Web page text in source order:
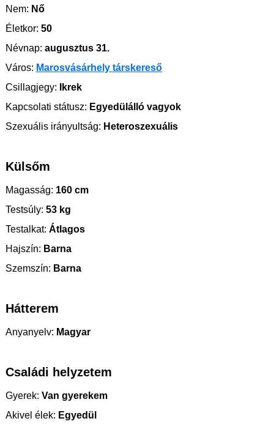
Nem: Nő
Életkor: 50
Névnap: augusztus 31.
Város: Marosvásárhely társkereső
Csillagjegy: Ikrek
Kapcsolati státusz: Egyedülálló vagyok
Szexuális irányultság: Heteroszexuális
Külsőm
Magasság: 160 cm
Testsúly: 53 kg
Testalkat: Átlagos
Hajszín: Barna
Szemszín: Barna
Hátterem
Anyanyelv: Magyar
Családi helyzetem
Gyerek: Van gyerekem
Akivel élek: Egyedül